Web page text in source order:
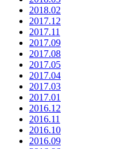
2018.02
2017.12
2017.11
2017.09
2017.08
2017.05
2017.04
2017.03
2017.01
2016.12
2016.11
2016.10
2016.09